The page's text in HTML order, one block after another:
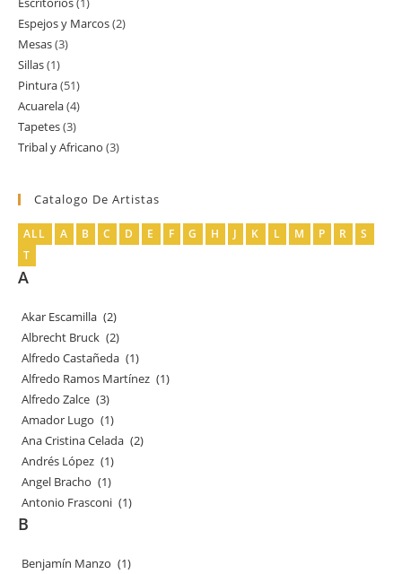
productos
producto
Espejos y Marcos 22
Mesas 33
Sillas 11
producto
Pintura 5151
productos
Acuarela 44
productos
Tapetes 33
productos
Tribal y Africano 33
Catalogo De Artistas
ALL A B C D E F G H J K L M P R
S
T
A
Akar Escamilla (2)
Albrecht Bruck (2)
Alfredo Castañeda (1)
Alfredo Ramos Martínez (1)
Alfredo Zalce (3)
Amador Lugo (1)
Ana Cristina Celada (2)
Andrés López (1)
Angel Bracho (1)
Antonio Frasconi (1)
B
Benjamín Manzo (1)